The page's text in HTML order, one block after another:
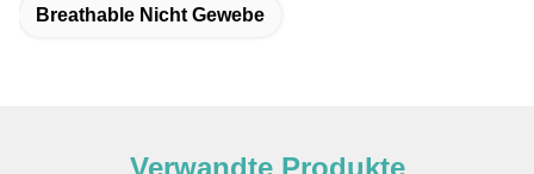
Breathable Nicht Gewebe
Verwandte Produkte